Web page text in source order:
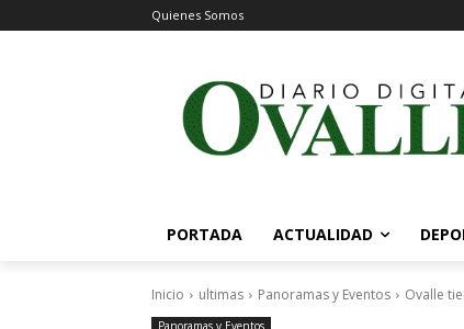
Quienes Somos
PORTADA ACTUALIDAD
Inicio ultimas Panoramas y Eventos Ovalle